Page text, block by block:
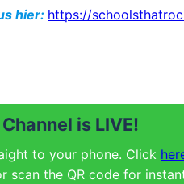
hier: https://
is LIVE!
to your phone. Click
scan the QR code for